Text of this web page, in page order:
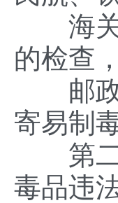
海关
的检查
邮政
寄易制
第二
毒品违